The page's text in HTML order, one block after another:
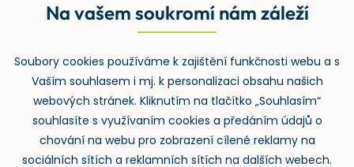
Rejstřík používaných zkratek v odpadech
Zpětný odběr
Na vašem soukromí nám záleží
Soubory cookies používáme k zajištění funkčnosti webu a s
Vaším souhlasem i mj. k personalizaci obsahu našich
webových stránek. Kliknutím na tlačítko „Souhlasím“
souhlasíte s využívaním cookies a předáním údajů o
chování na webu pro zobrazení cílené reklamy na
sociálních sítích a reklamních sítích na dalších webech.